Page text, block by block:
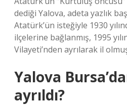
dediği Yalova, adeta yazlık
Atatürk’ün isteğiyle 1930
ilçelerine bağlanmış, 1995
Vilayeti’nden ayrılarak il
Yalova
ayrıldı?